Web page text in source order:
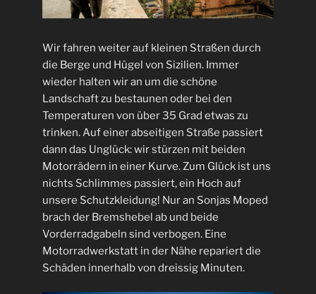
Wir fahren weiter auf kleinen Straßen durch
die Berge und Hügel von Sizilien. Immer
wieder halten wir an um die schöne
Landschaft zu bestaunen oder bei den
Temperaturen von über 35 Grad etwas zu
trinken. Auf einer abseitigen Straße passiert
dann das Unglück: wir stürzen mit beiden
Motorrädern in einer Kurve. Zum Glück ist uns
nichts Schlimmes passiert, ein Hoch auf
unsere Schutzkleidung! Nur an Sonjas Moped
brach der Bremshebel ab und beide
Vorderradgabeln sind verbogen. Eine
Motorradwerkstatt in der Nähe repariert die
Schäden innerhalb von dreissig Minuten.